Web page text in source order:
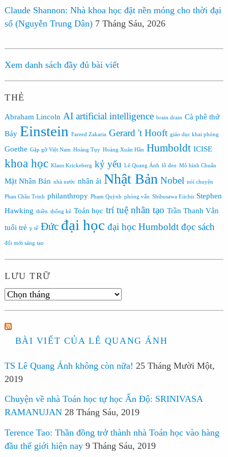
Claude Shannon: Nhà khoa học đặt nền móng cho thời đại
số (Nguyễn Trung Dân) 7 Tháng Sáu, 2026
Xem danh sách đầy đủ bài viết
THẺ
Abraham Lincoln AI artificial intelligence brain drain Cà phê thứ
Bảy Einstein Fareed Zakaria Gerard 't Hooft giáo dục khai phóng
Goethe Gặp gỡ Việt Nam Hoàng Tụy Hoàng Xuân Hãn Humboldt ICISE
khoa học Klaus Krickeberg kỷ yếu Lê Quang Ánh lỗ đen Mô hình Chuẩn
Mặt Nhân Bản nhà nước nhân ái Nhật Bản Nobel nói chuyện
Phan Châu Trinh philanthropy Phạm Quỳnh phỏng vấn Shibusawa Eiichii
Stephen
Hawking thiền thống kê Toán học trí tuệ nhân tạo Trần Thanh Vân
tuổi trẻ y tế Đức đại học đại học Humboldt đọc sách
đổi mới sáng tạo
LƯU TRỮ
Lưu
BÀI VIẾT CỦA LÊ QUANG ÁNH
TS Lê Quang Ánh không còn nữa! 25 Tháng Mười Một,
2019
Chuyện về nhà Toán học tự học Ấn Độ: SRINIVASA
RAMANUJAN 28 Tháng Sáu, 2019
Terence Tao: Thần đồng trở thành nhà Toán học vào hàng
đầu thế giới hiện nay 9 Tháng Sáu, 2019